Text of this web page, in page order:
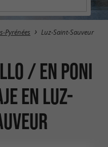
Pyrénées Luz-Saint-Sauveur
/ en poni
en Luz-